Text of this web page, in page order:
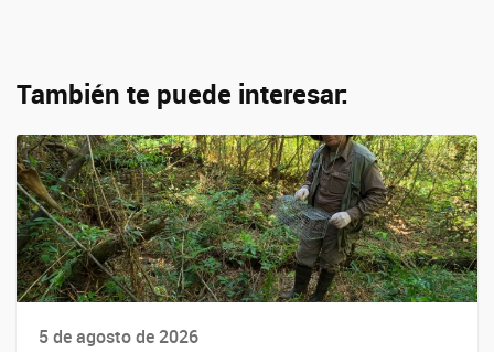
También te puede interesar:
5 de agosto de 2026